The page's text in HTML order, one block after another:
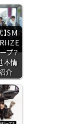
SM
プ？
本情
介